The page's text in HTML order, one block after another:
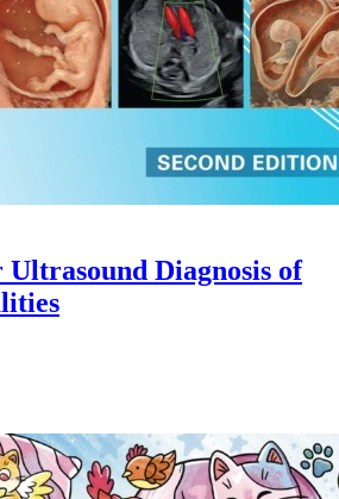
Diagnosis of